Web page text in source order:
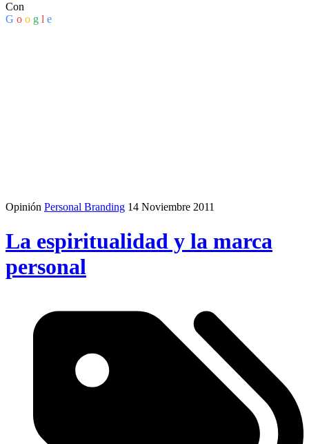
Con
G o o g l e
Opinión Personal Branding 14 Noviembre 2011
La espiritualidad y la marca
personal